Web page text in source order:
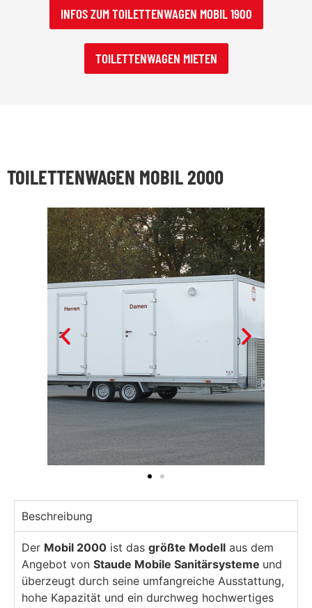
INFOS ZUM TOILETTENWAGEN MOBIL 1900
TOILETTENWAGEN MIETEN
TOILETTENWAGEN MOBIL 2000
Beschreibung
Der Mobil 2000 ist das größte Modell aus dem
Angebot von Staude Mobile Sanitärsysteme und
überzeugt durch seine umfangreiche Ausstattung,
hohe Kapazität und ein durchweg hochwertiges